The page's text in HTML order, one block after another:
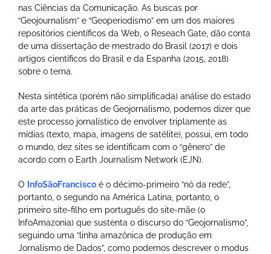
nas Ciências da Comunicação. As buscas por
“Geojournalism” e “Geoperiodismo” em um dos maiores
repositórios científicos da Web, o Reseach Gate, dão conta
de uma dissertação de mestrado do Brasil (2017) e dois
artigos científicos do Brasil e da Espanha (2015, 2018)
sobre o tema.
Nesta sintética (porém não simplificada) análise do estado
da arte das práticas de Geojornalismo, podemos dizer que
este processo jornalístico de envolver triplamente as
mídias (texto, mapa, imagens de satélite), possui, em todo
o mundo, dez sites se identificam com o “gênero” de
acordo com o Earth Journalism Network (EJN).
O InfoSãoFrancisco é o décimo-primeiro “nó da rede”,
portanto, o segundo na América Latina, portanto, o
primeiro site-filho em português do site-mãe (o
InfoAmazonia) que sustenta o discurso do “Geojornalismo”,
seguindo uma “linha amazônica de produção em
Jornalismo de Dados”, como podemos descrever o modus